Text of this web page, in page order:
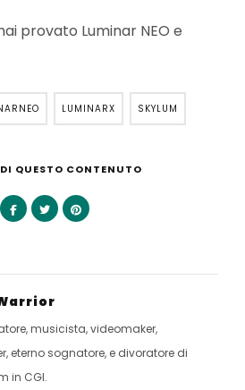
provato Luminar NEO e
LUMINARX SKYLUM
QUESTO CONTENUTO
musicista, videomaker,
eterno sognatore, e divoratore di
in CGI.